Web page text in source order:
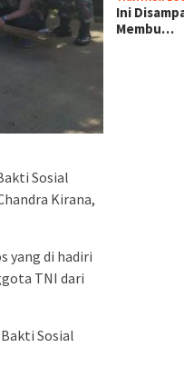
Sosial
Kirana,
yang di hadiri
TNI dari
Sosial
Ini
Membu…